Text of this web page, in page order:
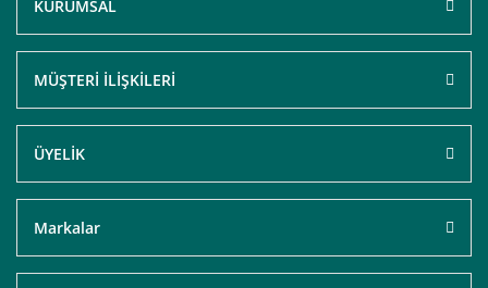
KURUMSAL
MÜŞTERİ İLİŞKİLERİ
ÜYELİK
Markalar